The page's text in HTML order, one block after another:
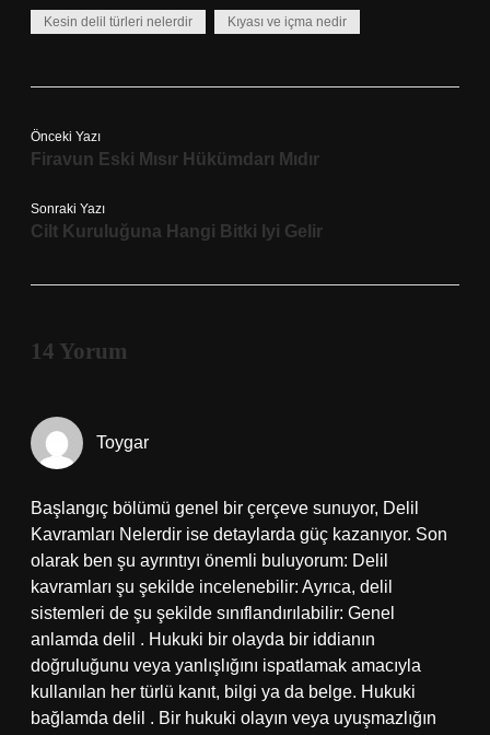
Kesin delil türleri nelerdir Kıyası ve içma nedir
Önceki Yazı
Firavun Eski Mısır Hükümdarı Mıdır
Sonraki Yazı
Cilt Kuruluğuna Hangi Bitki Iyi Gelir
14 Yorum
Toygar
Başlangıç bölümü genel bir çerçeve sunuyor, Delil
Kavramları Nelerdir ise detaylarda güç kazanıyor. Son
olarak ben şu ayrıntıyı önemli buluyorum: Delil
kavramları şu şekilde incelenebilir: Ayrıca, delil
sistemleri de şu şekilde sınıflandırılabilir: Genel
anlamda delil . Hukuki bir olayda bir iddianın
doğruluğunu veya yanlışlığını ispatlamak amacıyla
kullanılan her türlü kanıt, bilgi ya da belge. Hukuki
bağlamda delil . Bir hukuki olayın veya uyuşmazlığın